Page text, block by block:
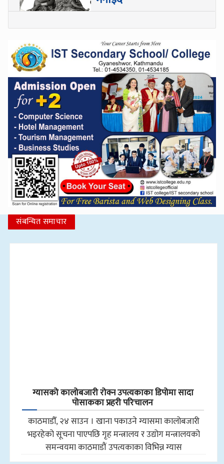
संबन्धित समाचार
ग्यासको कालोबजारी रोक्न उपत्यकाका डिपोमा सादा
पोसाकका प्रहरी परिचालन
काठमाडौँ, २४ साउन । खाना पकाउने ग्यासमा कालोबजारी
भइरहेको सूचना पाएपछि गृह मन्त्रालय र उद्योग मन्त्रालयको
समन्वयमा काठमाडौं उपत्यकाका विभिन्न ग्यास